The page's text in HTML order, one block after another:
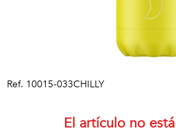
Ref. 10015-033CHILLY
El artículo no